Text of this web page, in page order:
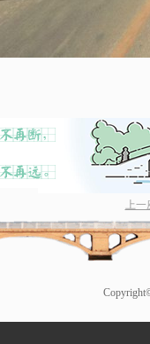
上一